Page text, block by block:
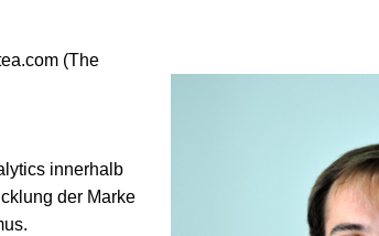
(The
innerhalb
der Marke